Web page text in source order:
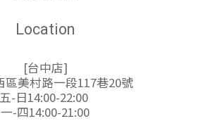
Location
[台中店]
區美村路一段117巷20號
五-日14:00-22:00
一-四14:00-21:00